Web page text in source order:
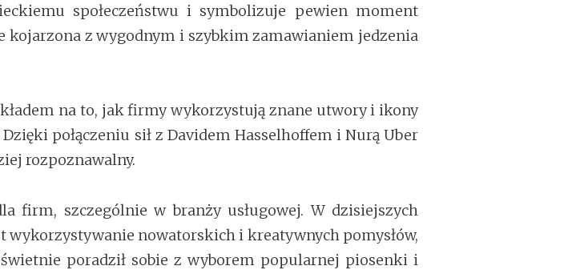
społeczeństwu i symbolizuje pewien moment
kojarzona z wygodnym i szybkim zamawianiem jedzenia
na to, jak firmy wykorzystują znane utwory i ikony
połączeniu sił z Davidem Hasselhoffem i Nurą Uber
rozpoznawalny.
firm, szczególnie w branży usługowej. W dzisiejszych
wykorzystywanie nowatorskich i kreatywnych pomysłów,
poradził sobie z wyborem popularnej piosenki i